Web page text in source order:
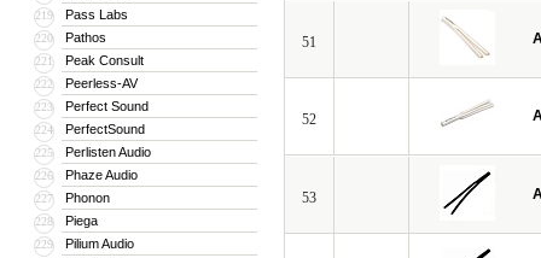
219 Pass Labs
220 Pathos
221 Peak Consult
222 Peerless-AV
223 Perfect Sound
224 PerfectSound
225 Perlisten Audio
226 Phaze Audio
227 Phonon
228 Piega
229 Pilium Audio
51
52
53